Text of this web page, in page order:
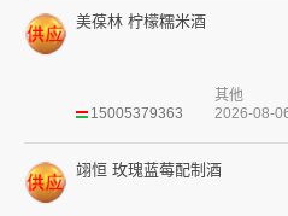
美葆林 柠檬糯米酒
15005379363
其他
2026-08-
翊恒 玫瑰蓝莓配制酒